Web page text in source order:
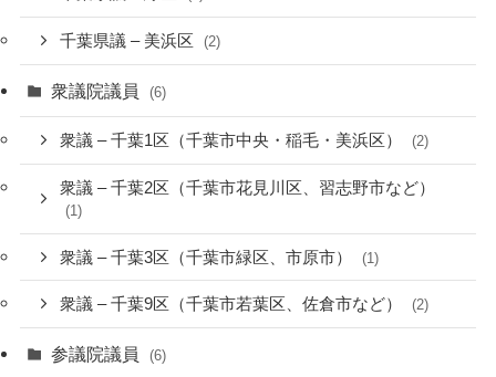
千葉県議 – 美浜区 (2)
衆議院議員 (6)
衆議 – 千葉1区（千葉市中央・稲毛・美浜区） (2)
衆議 – 千葉2区（千葉市花見川区、習志野市など）
(1)
衆議 – 千葉3区（千葉市緑区、市原市） (1)
衆議 – 千葉9区（千葉市若葉区、佐倉市など） (2)
参議院議員 (6)